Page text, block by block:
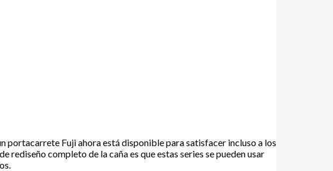
portacarrete Fuji ahora está disponible para satisfacer incluso a los
rediseño completo de la caña es que estas series se pueden usar